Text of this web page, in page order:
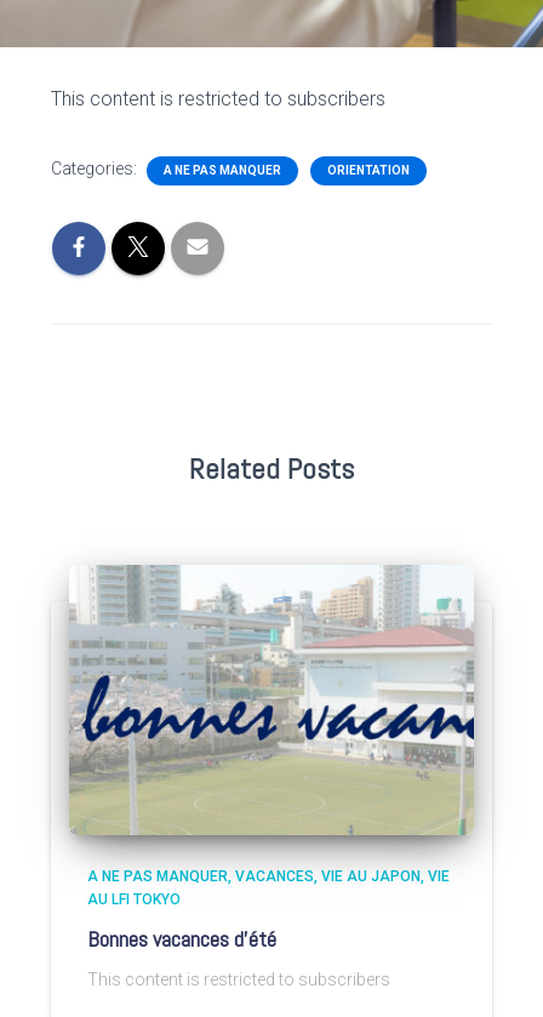
This content is restricted to subscribers
Categories: A NE PAS MANQUER ORIENTATION
Related Posts
A NE PAS MANQUER VACANCES VIE AU JAPON VIE
AU LFI TOKYO
Bonnes vacances d’été
This content is restricted to subscribers